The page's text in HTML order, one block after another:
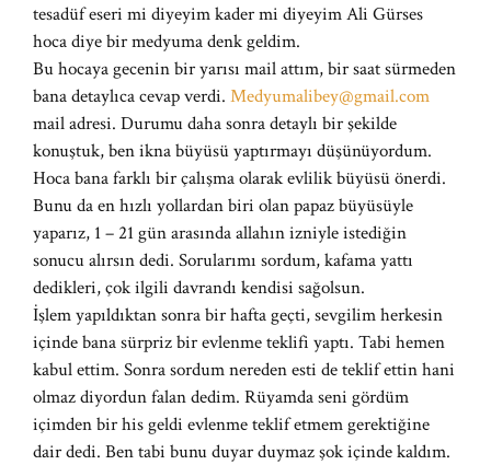
tesadüf eseri mi diyeyim kader mi diyeyim Ali Gürses
hoca diye bir medyuma denk geldim.
Bu hocaya gecenin bir yarısı mail attım, bir saat sürmeden
bana detaylıca cevap verdi. Medyumalibey@gmail.com
mail adresi. Durumu daha sonra detaylı bir şekilde
konuştuk, ben ikna büyüsü yaptırmayı düşünüyordum.
Hoca bana farklı bir çalışma olarak evlilik büyüsü önerdi.
Bunu da en hızlı yollardan biri olan papaz büyüsüyle
yaparız, 1 – 21 gün arasında allahın izniyle istediğin
sonucu alırsın dedi. Sorularımı sordum, kafama yattı
dedikleri, çok ilgili davrandı kendisi sağolsun.
İşlem yapıldıktan sonra bir hafta geçti, sevgilim herkesin
içinde bana sürpriz bir evlenme teklifi yaptı. Tabi hemen
kabul ettim. Sonra sordum nereden esti de teklif ettin hani
olmaz diyordun falan dedim. Rüyamda seni gördüm
içimden bir his geldi evlenme teklif etmem gerektiğine
dair dedi. Ben tabi bunu duyar duymaz şok içinde kaldım.